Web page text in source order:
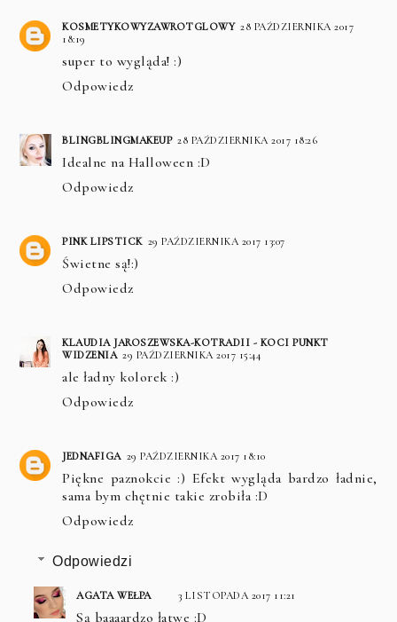
KOSMETYKOWYZAWROTGLOWY 28 PAŹDZIERNIKA 2017
18:19
super to wygląda! :)
Odpowiedz
BLINGBLINGMAKEUP 28 PAŹDZIERNIKA 2017 18:26
Idealne na Halloween :D
Odpowiedz
PINK LIPSTICK 29 PAŹDZIERNIKA 2017 13:07
Świetne są!:)
Odpowiedz
KLAUDIA JAROSZEWSKA-KOTRADII - KOCI PUNKT
WIDZENIA 29 PAŹDZIERNIKA 2017 15:44
ale ładny kolorek :)
Odpowiedz
JEDNAFIGA 29 PAŹDZIERNIKA 2017 18:10
Piękne paznokcie :) Efekt wygląda bardzo ładnie,
sama bym chętnie takie zrobiła :D
Odpowiedz
Odpowiedzi
AGATA WEŁPA 3 LISTOPADA 2017 11:21
Są baaaardzo łatwe :D